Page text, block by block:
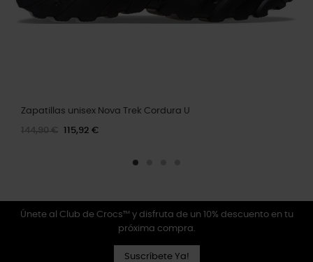
Zapatillas unisex Nova Trek Cordura U
144,90 € 115,92 €
Únete al Club de Crocs™ y disfruta de un 10% descuento en tu
próxima compra.
Suscríbete Ya!